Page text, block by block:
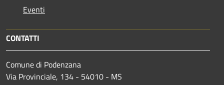
Eventi
CONTATTI
Comune di Podenzana
Via Provinciale, 134 - 54010 - MS